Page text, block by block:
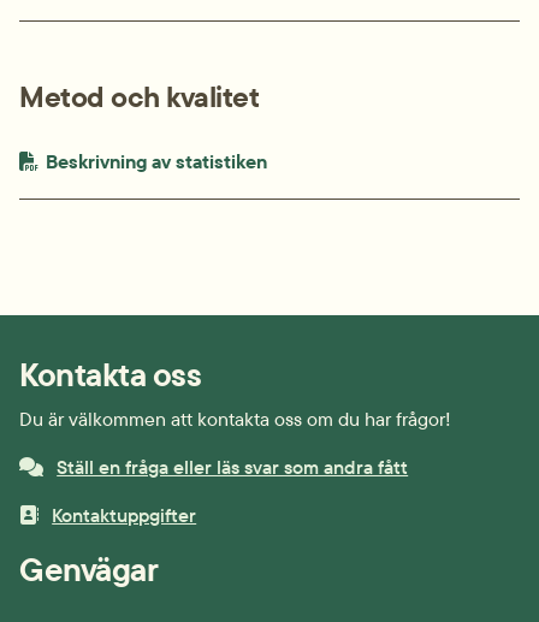
Metod och kvalitet
PDF-fil.
Beskrivning av statistikenpdf, 196.1 kB.
Kontakta oss
Du är välkommen att kontakta oss om du har frågor!
Ställ en fråga eller läs svar som andra fått
Kontaktuppgifter
Genvägar